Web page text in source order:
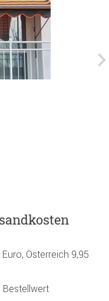
Österreich 9,95
Bestellwert